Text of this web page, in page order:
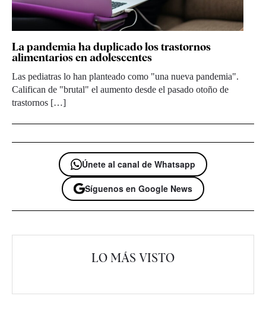
La pandemia ha duplicado los trastornos
alimentarios en adolescentes
Las pediatras lo han planteado como "una nueva pandemia".
Califican de "brutal" el aumento desde el pasado otoño de
trastornos […]
Únete al canal de Whatsapp
Síguenos en Google News
LO MÁS VISTO